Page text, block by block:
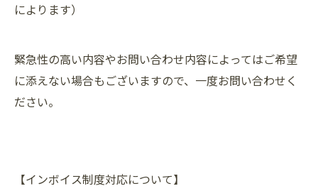
によります）
緊急性の高い内容やお問い合わせ内容によってはご希望
に添えない場合もございますので、一度お問い合わせく
ださい。
【インボイス制度対応について】